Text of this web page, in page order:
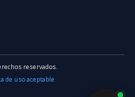
reservados.
de uso aceptable